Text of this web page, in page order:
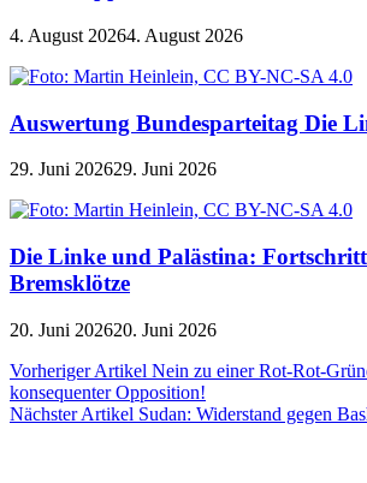
4. August 20264. August 2026
Auswertung Bundesparteitag Die
29. Juni 202629. Juni 2026
Die Linke und Palästina:
Bremsklötze
20. Juni 202620. Juni 2026
Beitragsnavigation
Vorheriger Artikel Nein zu einer Rot-Rot-
konsequenter Opposition!
Nächster Artikel Sudan: Widerstand gegen